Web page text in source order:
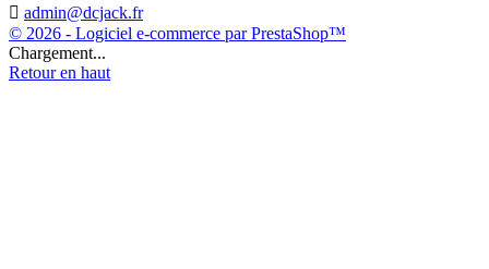
 admin@dcjack.fr
© 2026 - Logiciel e-commerce par PrestaShop™
Chargement...
Retour en haut